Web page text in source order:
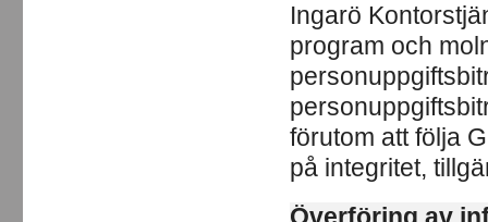
Ingarö
program och
förutom att följa
på integritet,